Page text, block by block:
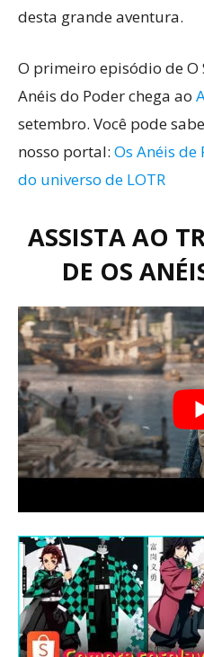
desta grande aventura.
O primeiro episódio de O
Anéis do Poder chega ao
setembro. Você pode
nosso portal: Os Anéis
do universo de LOTR
ASSISTA AO
DE OS